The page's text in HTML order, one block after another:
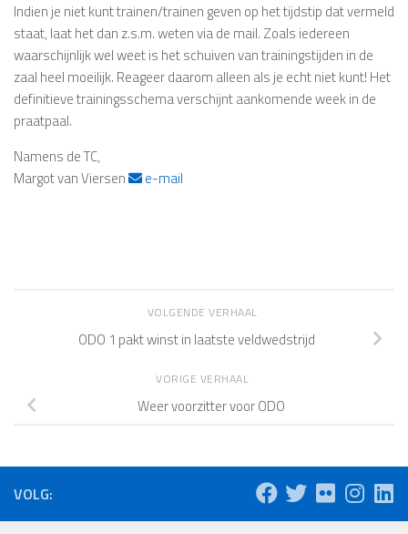
Indien je niet kunt trainen/trainen geven op het tijdstip dat vermeld
staat, laat het dan z.s.m. weten via de mail. Zoals iedereen
waarschijnlijk wel weet is het schuiven van trainingstijden in de
zaal heel moeilijk. Reageer daarom alleen als je echt niet kunt! Het
definitieve trainingsschema verschijnt aankomende week in de
praatpaal.
Namens de TC,
Margot van Viersen
e-mail
VOLGENDE VERHAAL
ODO 1 pakt winst in laatste veldwedstrijd
VORIGE VERHAAL
Weer voorzitter voor ODO
VOLG: